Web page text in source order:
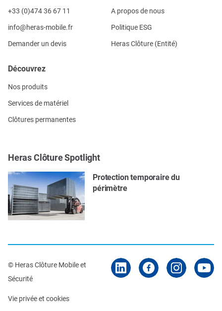
+33 (0)474 36 67 11
info@heras-mobile.fr
Demander un devis
A propos de nous
Politique ESG
Heras Clôture (Entité)
Découvrez
Nos produits
Services de matériel
Clôtures permanentes
Heras Clôture Spotlight
Protection temporaire du
périmètre
© Heras Clôture Mobile et
Sécurité
Vie privée et cookies